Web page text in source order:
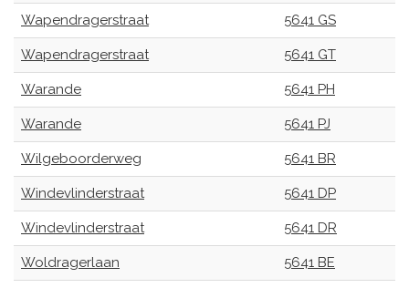
Wapendragerstraat 5641 GS
Wapendragerstraat 5641 GT
Warande 5641 PH
Warande 5641 PJ
Wilgeboorderweg 5641 BR
Windevlinderstraat 5641 DP
Windevlinderstraat 5641 DR
Woldragerlaan 5641 BE